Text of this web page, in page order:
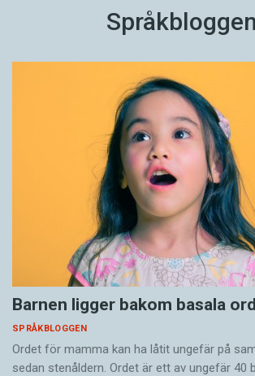
Språkbloggen
Barnen ligger bakom basala ord
SPRÅKBLOGGEN
Ordet för mamma kan ha låtit ungefär på
sedan stenåldern. Ordet är ett av ungefär 40